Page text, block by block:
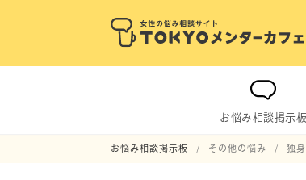
お悩み相談掲示板
お悩み相談掲示板 その他の悩み 独